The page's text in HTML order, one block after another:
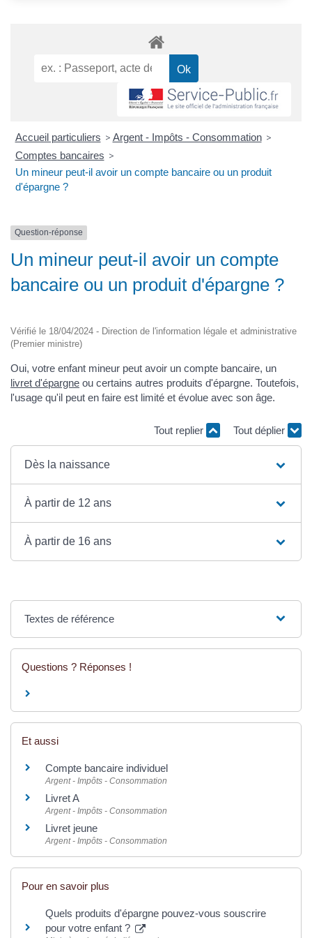
Accueil particuliers > Argent - Impôts - Consommation >
Comptes bancaires >
Un mineur peut-il avoir un compte bancaire ou un produit
d'épargne ?
Question-réponse
Un mineur peut-il avoir un compte
bancaire ou un produit d'épargne ?
Vérifié le 18/04/2024 - Direction de l'information légale et administrative
(Premier ministre)
Oui, votre enfant mineur peut avoir un compte bancaire, un
livret d'épargne ou certains autres produits d'épargne. Toutefois,
l'usage qu'il peut en faire est limité et évolue avec son âge.
Tout replier Tout déplier
Dès la naissance
À partir de 12 ans
À partir de 16 ans
Textes de référence
Questions ? Réponses !
Et aussi
Compte bancaire individuel
Argent - Impôts - Consommation
Livret A
Argent - Impôts - Consommation
Livret jeune
Argent - Impôts - Consommation
Pour en savoir plus
Quels produits d'épargne pouvez-vous souscrire
pour votre enfant ?